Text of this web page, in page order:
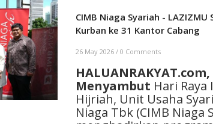
CIMB Niaga Syariah - LAZIZMU
Kurban ke 31 Kantor Cabang
26 May 2026 / 0 Comments
HALUANRAKYAT.com,
Menyambut Hari Raya
Hijriah, Unit Usaha
Niaga Tbk (CIMB Niaga